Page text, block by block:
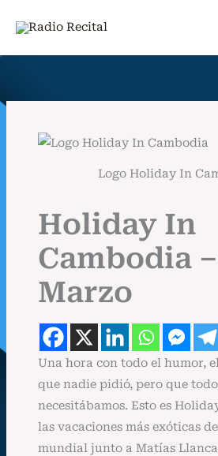
contenido
Logo Holiday In
Holiday In
Cambodia
Marzo
Una hora con todo el humor,
que nadie pidió, pero que
necesitábamos. Esto es
las vacaciones más exóticas
mundial junto a Matías